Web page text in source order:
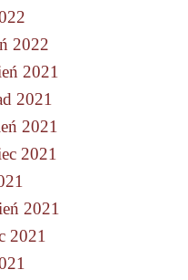
2022
2021
2021
2021
2021
2021
2021